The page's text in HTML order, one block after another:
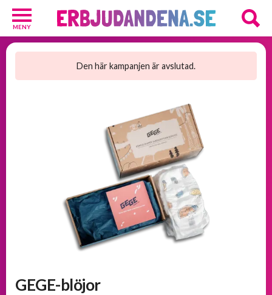
MENY
Den här kampanjen är avslutad.
GEGE-blöjor
Barn
välkomsterbjudanden